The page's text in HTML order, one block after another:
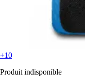
+10
Produit indisponible